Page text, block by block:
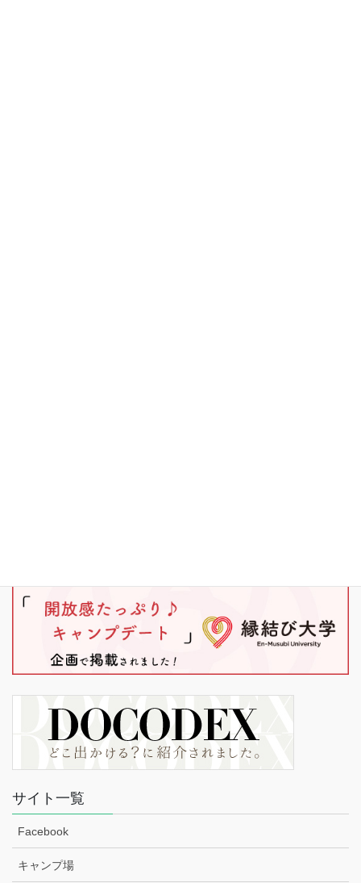
サイト一覧
Facebook
キャンプ場